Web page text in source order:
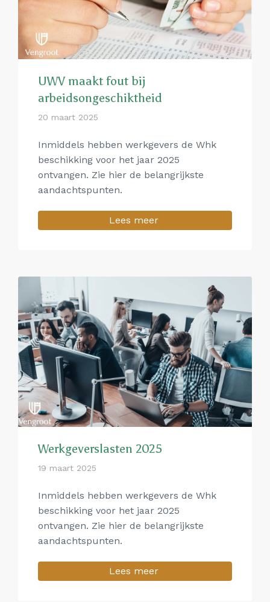
UWV maakt fout bij
arbeidsongeschiktheid
20 maart 2025
Inmiddels hebben werkgevers de Whk
beschikking voor het jaar 2025
ontvangen. Zie hier de belangrijkste
aandachtspunten.
Lees meer
Werkgeverslasten 2025
19 maart 2025
Inmiddels hebben werkgevers de Whk
beschikking voor het jaar 2025
ontvangen. Zie hier de belangrijkste
aandachtspunten.
Lees meer